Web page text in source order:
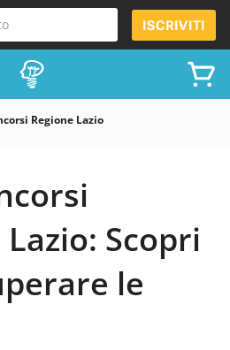
ISCRIVITI
Regione Lazio
Scopri
le